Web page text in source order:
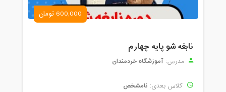
600,000 تومان
نابغه شو پایه چهارم
مدرس: آموزشگاه خردمندان
کلاس بعدی: نامشخص